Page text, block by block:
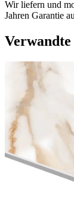
Wir liefern und
Jahren Garantie